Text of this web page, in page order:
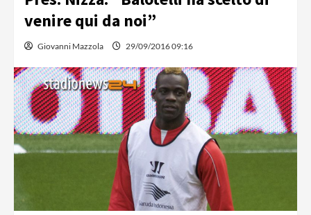
venire qui da noi”
Giovanni Mazzola 29/09/2016 09:16